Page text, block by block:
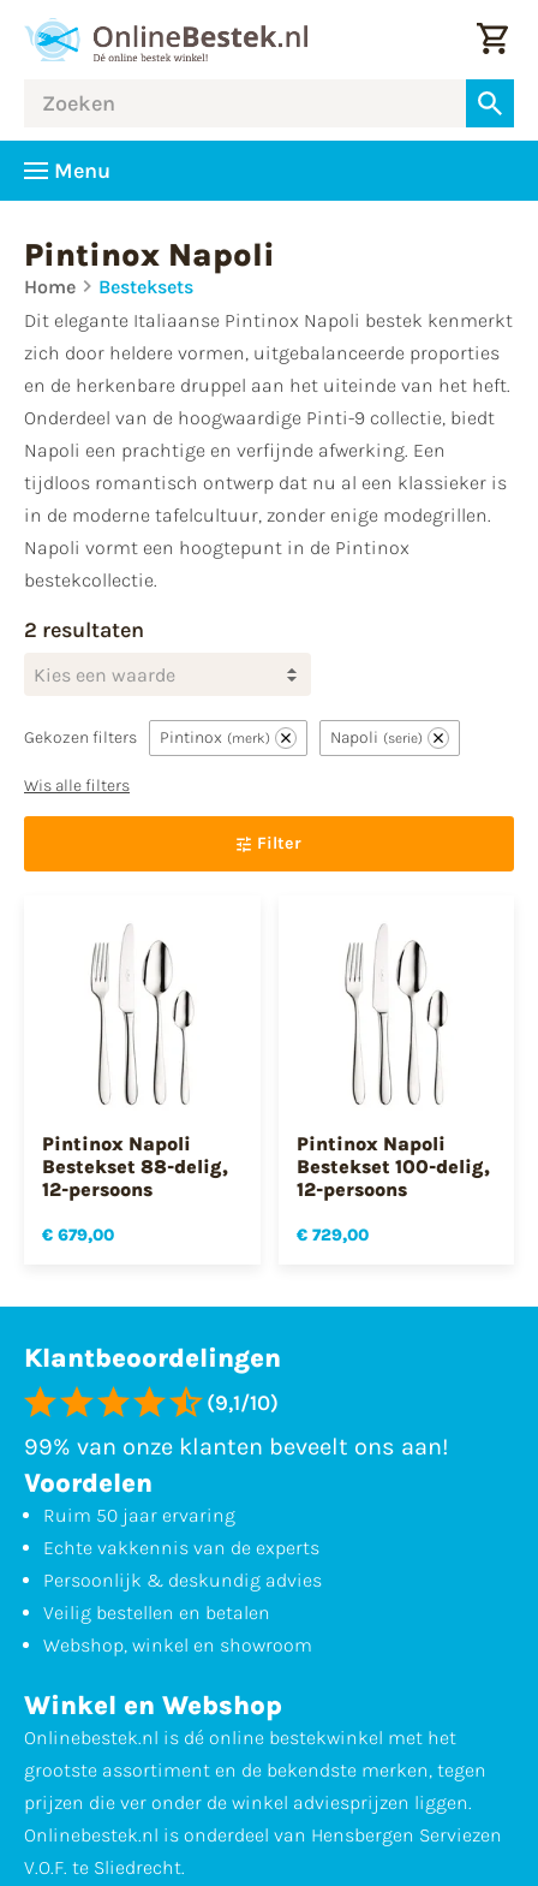
Menu
Pintinox Napoli
Home
Besteksets
Dit elegante Italiaanse Pintinox Napoli bestek kenmerkt
zich door heldere vormen, uitgebalanceerde proporties
en de herkenbare druppel aan het uiteinde van het heft.
Onderdeel van de hoogwaardige Pinti-9 collectie, biedt
Napoli een prachtige en verfijnde afwerking. Een
tijdloos romantisch ontwerp dat nu al een klassieker is
in de moderne tafelcultuur, zonder enige modegrillen.
Napoli vormt een hoogtepunt in de Pintinox
bestekcollectie.
2 resultaten
Kies een waarde
Gekozen filters Pintinox merk Napoli serie
Wis alle filters
Filter
Pintinox Napoli
Bestekset 88-delig,
12-persoons
€ 679,00
Pintinox Napoli
Bestekset 100-delig,
12-persoons
€ 729,00
Klantbeoordelingen
(9,1/10)
99% van onze klanten beveelt ons aan!
Voordelen
Ruim 50 jaar ervaring
Echte vakkennis van de experts
Persoonlijk & deskundig advies
Veilig bestellen en betalen
Webshop, winkel en showroom
Winkel en Webshop
Onlinebestek.nl is dé online bestekwinkel met het
grootste assortiment en de bekendste merken, tegen
prijzen die ver onder de winkel adviesprijzen liggen.
Onlinebestek.nl is onderdeel van Hensbergen Serviezen
V.O.F. te Sliedrecht.